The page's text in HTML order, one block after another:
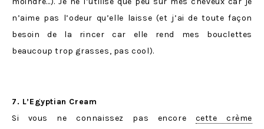
n’aime pas l’odeur qu’elle laisse (et j’ai de toute façon
besoin de la rincer car elle rend mes bouclettes
beaucoup trop grasses, pas cool).
7. L’Egyptian Cream
Si vous ne connaissez pas encore cette crème